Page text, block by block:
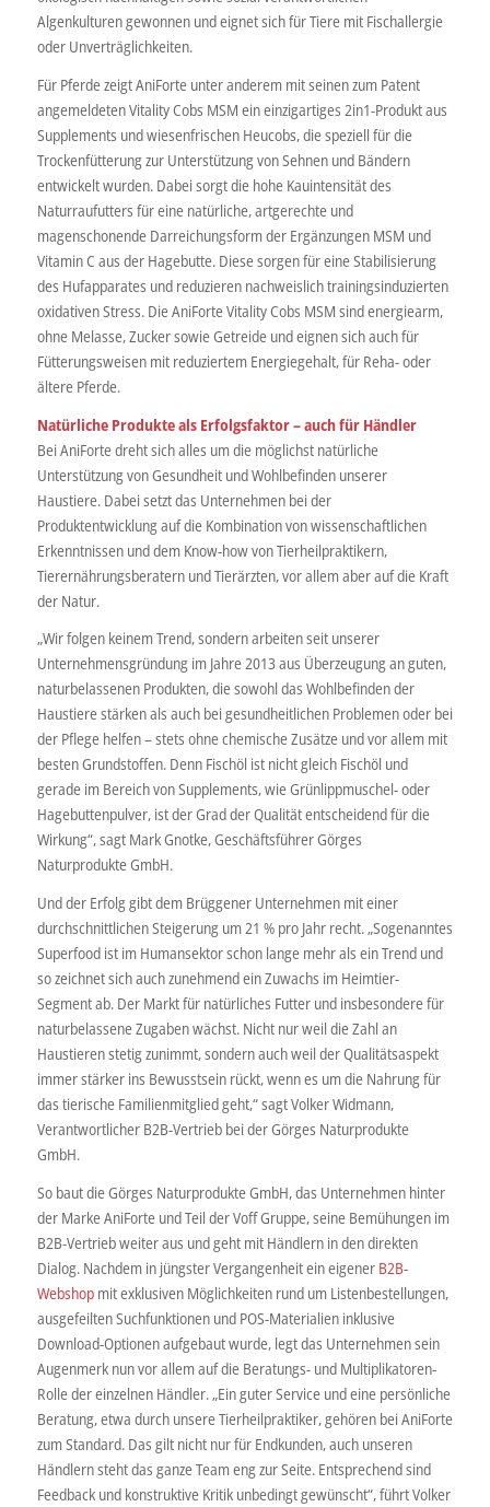
Algenkulturen gewonnen und eignet sich für Tiere mit Fischallergie
oder Unverträglichkeiten.
Für Pferde zeigt AniForte unter anderem mit seinen zum Patent
angemeldeten Vitality Cobs MSM ein einzigartiges 2in1-Produkt aus
Supplements und wiesenfrischen Heucobs, die speziell für die
Trockenfütterung zur Unterstützung von Sehnen und Bändern
entwickelt wurden. Dabei sorgt die hohe Kauintensität des
Naturraufutters für eine natürliche, artgerechte und
magenschonende Darreichungsform der Ergänzungen MSM und
Vitamin C aus der Hagebutte. Diese sorgen für eine Stabilisierung
des Hufapparates und reduzieren nachweislich trainingsinduzierten
oxidativen Stress. Die AniForte Vitality Cobs MSM sind energiearm,
ohne Melasse, Zucker sowie Getreide und eignen sich auch für
Fütterungsweisen mit reduziertem Energiegehalt, für Reha- oder
ältere Pferde.
Natürliche Produkte als Erfolgsfaktor – auch für Händler
Bei AniForte dreht sich alles um die möglichst natürliche
Unterstützung von Gesundheit und Wohlbefinden unserer
Haustiere. Dabei setzt das Unternehmen bei der
Produktentwicklung auf die Kombination von wissenschaftlichen
Erkenntnissen und dem Know-how von Tierheilpraktikern,
Tierernährungsberatern und Tierärzten, vor allem aber auf die Kraft
der Natur.
„Wir folgen keinem Trend, sondern arbeiten seit unserer
Unternehmensgründung im Jahre 2013 aus Überzeugung an guten,
naturbelassenen Produkten, die sowohl das Wohlbefinden der
Haustiere stärken als auch bei gesundheitlichen Problemen oder bei
der Pflege helfen – stets ohne chemische Zusätze und vor allem mit
besten Grundstoffen. Denn Fischöl ist nicht gleich Fischöl und
gerade im Bereich von Supplements, wie Grünlippmuschel- oder
Hagebuttenpulver, ist der Grad der Qualität entscheidend für die
Wirkung“, sagt Mark Gnotke, Geschäftsführer Görges
Naturprodukte GmbH.
Und der Erfolg gibt dem Brüggener Unternehmen mit einer
durchschnittlichen Steigerung um 21 % pro Jahr recht. „Sogenanntes
Superfood ist im Humansektor schon lange mehr als ein Trend und
so zeichnet sich auch zunehmend ein Zuwachs im Heimtier-
Segment ab. Der Markt für natürliches Futter und insbesondere für
naturbelassene Zugaben wächst. Nicht nur weil die Zahl an
Haustieren stetig zunimmt, sondern auch weil der Qualitätsaspekt
immer stärker ins Bewusstsein rückt, wenn es um die Nahrung für
das tierische Familienmitglied geht,“ sagt Volker Widmann,
Verantwortlicher B2B-Vertrieb bei der Görges Naturprodukte
GmbH.
So baut die Görges Naturprodukte GmbH, das Unternehmen hinter
der Marke AniForte und Teil der Voff Gruppe, seine Bemühungen im
B2B-Vertrieb weiter aus und geht mit Händlern in den direkten
Dialog. Nachdem in jüngster Vergangenheit ein eigener B2B-
Webshopmit exklusiven Möglichkeiten rund um Listenbestellungen,
ausgefeilten Suchfunktionen und POS-Materialien inklusive
Download-Optionen aufgebaut wurde, legt das Unternehmen sein
Augenmerk nun vor allem auf die Beratungs- und Multiplikatoren-
Rolle der einzelnen Händler. „Ein guter Service und eine persönliche
Beratung, etwa durch unsere Tierheilpraktiker, gehören bei AniForte
zum Standard. Das gilt nicht nur für Endkunden, auch unseren
Händlern steht das ganze Team eng zur Seite. Entsprechend sind
Feedback und konstruktive Kritik unbedingt gewünscht“, führt Volker